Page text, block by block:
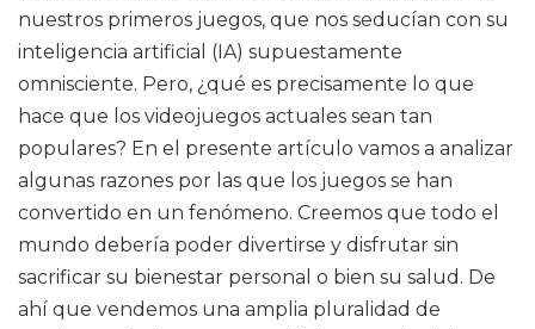
nuestros primeros juegos, que nos seducían con su
inteligencia artificial (IA) supuestamente
omnisciente. Pero, ¿qué es precisamente lo que
hace que los videojuegos actuales sean tan
populares? En el presente artículo vamos a analizar
algunas razones por las que los juegos se han
convertido en un fenómeno. Creemos que todo el
mundo debería poder divertirse y disfrutar sin
sacrificar su bienestar personal o bien su salud. De
ahí que vendemos una amplia pluralidad de